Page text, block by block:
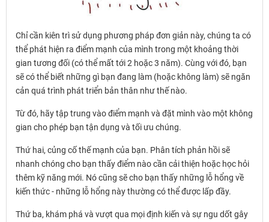
Chỉ cần kiên trì sử dụng phương pháp đơn giản này, chúng ta có
thể phát hiện ra điểm mạnh của mình trong một khoảng thời
gian tương đối (có thể mất tới 2 hoặc 3 năm). Cùng với đó, bạn
sẽ có thể biết những gì bạn đang làm (hoặc không làm) sẽ ngăn
cản quá trình phát triển bản thân như thế nào.
Từ đó, hãy tập trung vào điểm mạnh và đặt mình vào một không
gian cho phép bạn tận dụng và tối ưu chúng.
Thứ hai, củng cố thế mạnh của bạn. Phân tích phản hồi sẽ
nhanh chóng cho bạn thấy điểm nào cần cải thiện hoặc học hỏi
thêm kỹ năng mới. Nó cũng sẽ cho bạn thấy những lỗ hổng về
kiến ​​thức - những lỗ hổng này thường có thể được lấp đầy.
Thứ ba, khám phá và vượt qua mọi định kiến ​​và sự ngu dốt gây